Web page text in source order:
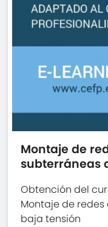
Montaje de
subterráneas
Obtención del
Montaje de
baja tensión